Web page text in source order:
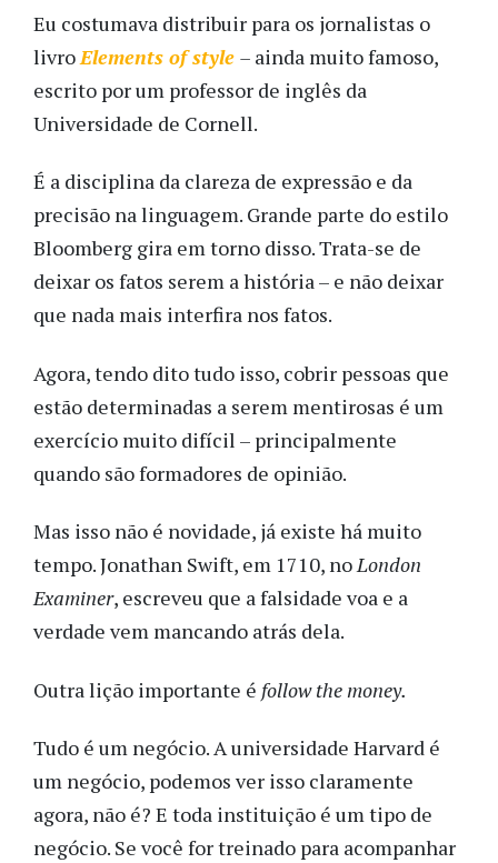
Eu costumava distribuir para os jornalistas o
livro Elements of style – ainda muito famoso,
escrito por um professor de inglês da
Universidade de Cornell.
É a disciplina da clareza de expressão e da
precisão na linguagem. Grande parte do estilo
Bloomberg gira em torno disso. Trata-se de
deixar os fatos serem a história – e não deixar
que nada mais interfira nos fatos.
Agora, tendo dito tudo isso, cobrir pessoas que
estão determinadas a serem mentirosas é um
exercício muito difícil – principalmente
quando são formadores de opinião.
Mas isso não é novidade, já existe há muito
tempo. Jonathan Swift, em 1710, noLondon
Examiner, escreveu que a falsidade voa e a
verdade vem mancando atrás dela.
Outra lição importante é follow the money.
Tudo é um negócio. A universidade Harvard é
um negócio, podemos ver isso claramente
agora, não é? E toda instituição é um tipo de
negócio. Se você for treinado para acompanhar